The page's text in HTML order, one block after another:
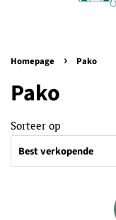
Homepage › Pako
Pako
Sorteer op